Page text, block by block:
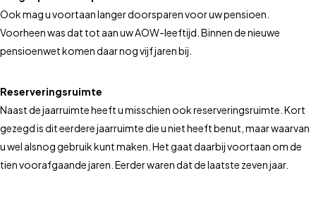
Ook mag u voortaan langer doorsparen voor uw pensioen.
Voorheen was dat tot aan uw AOW-leeftijd. Binnen de nieuwe
pensioenwet komen daar nog vijf jaren bij.
Reserveringsruimte
Naast de jaarruimte heeft u misschien ook reserveringsruimte. Kort
gezegd is dit eerdere jaarruimte die u niet heeft benut, maar waarvan
u wel alsnog gebruik kunt maken. Het gaat daarbij voortaan om de
tien voorafgaande jaren. Eerder waren dat de laatste zeven jaar.